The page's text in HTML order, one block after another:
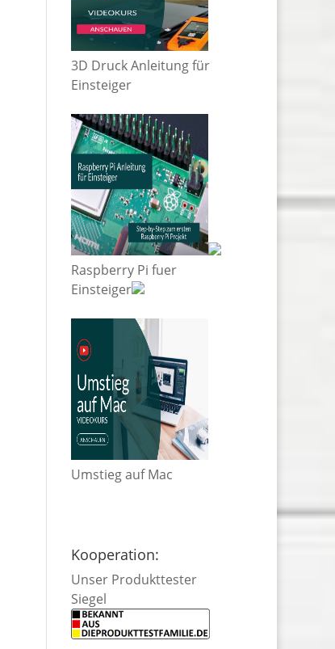
3D Druck Anleitung für
Einsteiger
Raspberry Pi fuer
Einsteiger
Umstieg auf Mac
Kooperation:
Unser Produkttester
Siegel